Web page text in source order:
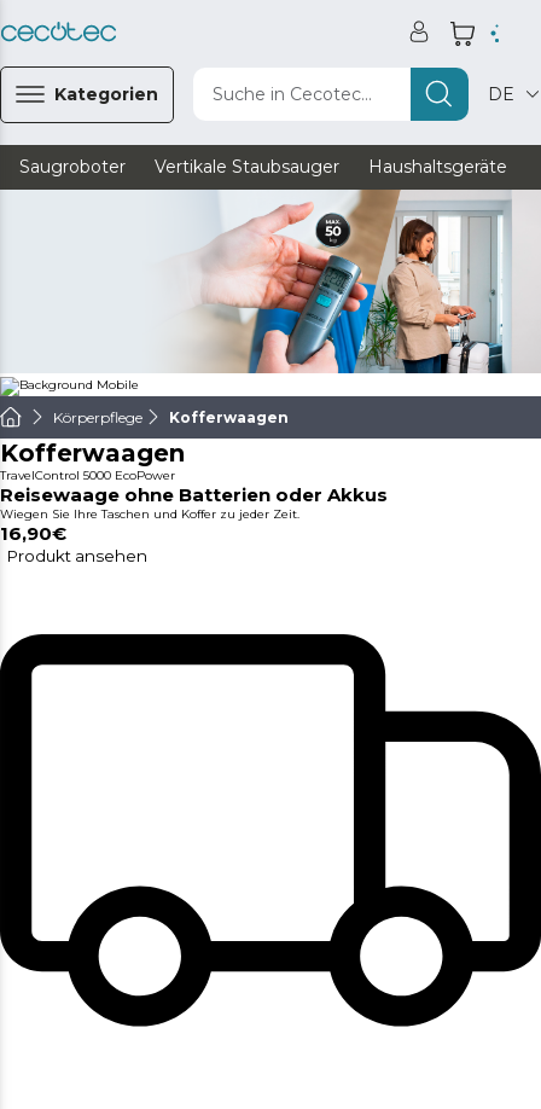
Kategorien Suche in Cecotec... DE
Saugroboter Vertikale Staubsauger Haushaltsgeräte
Körperpflege Kofferwaagen
Kofferwaagen
TravelControl 5000 EcoPower
Reisewaage ohne Batterien oder Akkus
Wiegen Sie Ihre Taschen und Koffer zu jeder Zeit.
16,90€
Produkt ansehen